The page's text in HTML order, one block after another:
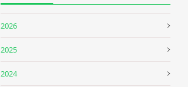
2026
2025
2024